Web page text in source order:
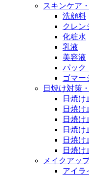
スキンケア
洗顔料
クレン
化粧水
乳液
美容液
パック
ゴマー
日焼け対策
日焼け
日焼け
日焼け
日焼け
日焼け
日焼け
メイクアッ
アイラ